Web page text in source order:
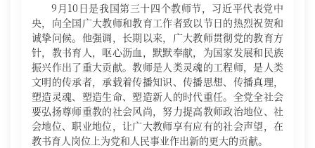
9月10日是我国第三十四个教师节，习近平代表党中
央，向全国广大教师和教育工作者致以节日的热烈祝贺和
诚挚问候。他强调，长期以来，广大教师贯彻党的教育方
针，教书育人，呕心沥血，默默奉献，为国家发展和民族
振兴作出了重大贡献。教师是人类灵魂的工程师，是人类
文明的传承者，承载着传播知识、传播思想、传播真理，
塑造灵魂、塑造生命、塑造新人的时代重任。全党全社会
要弘扬尊师重教的社会风尚，努力提高教师政治地位、社
会地位、职业地位，让广大教师享有应有的社会声望，在
教书育人岗位上为党和人民事业作出新的更大的贡献。